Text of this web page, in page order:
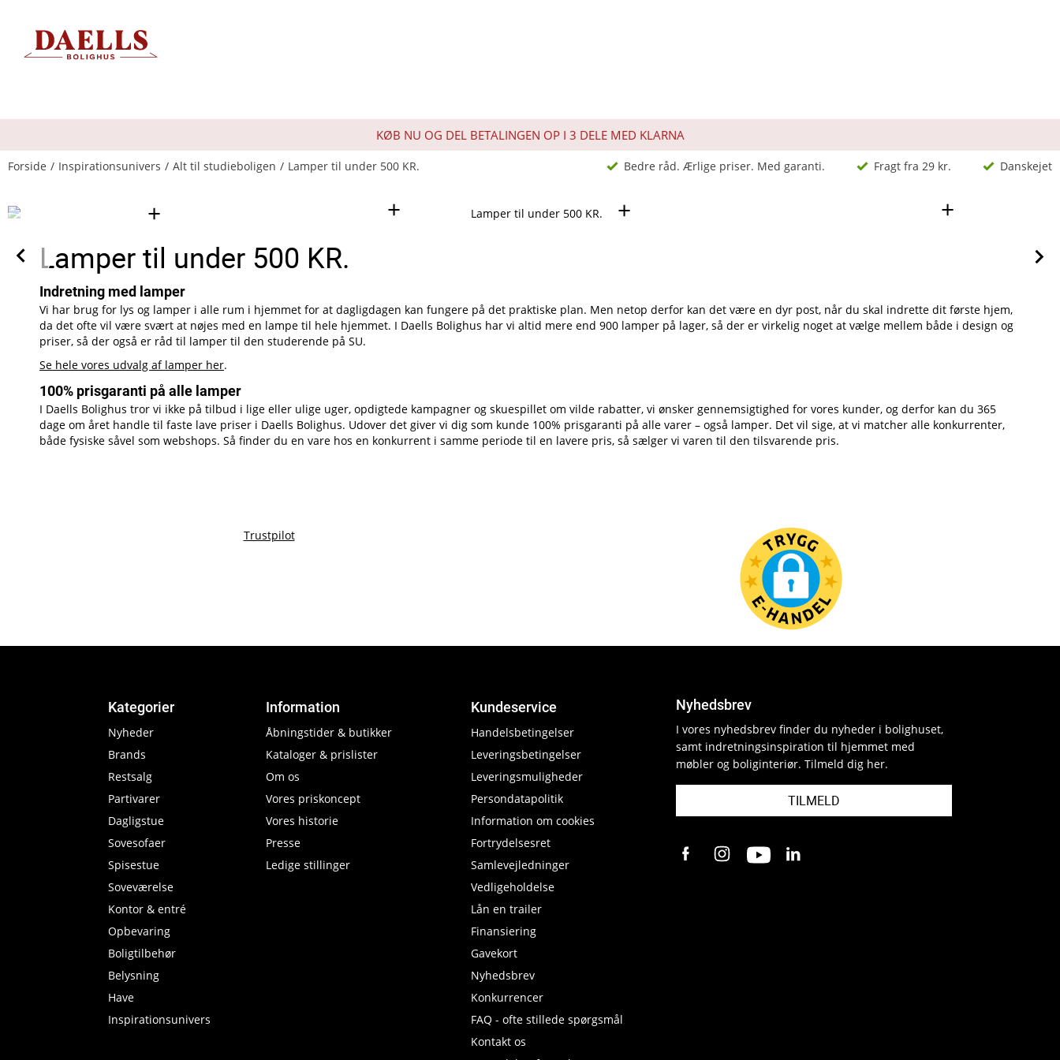
KØB NU OG DEL BETALINGEN OP I 3 DELE MED KLARNA
Forside Inspirationsunivers Alt til studieboligen Lamper til under 500 KR. Bedre råd. Ærlige priser. Med garanti. Fragt fra 29 kr. Danskejet
+
+
+ +
Lamper til under 500 KR.
Indretning med lamper
Vi har brug for lys og lamper i alle rum i hjemmet for at dagligdagen kan fungere på det praktiske plan. Men netop derfor kan det være en dyr post, når du skal indrette dit første hjem,
da det ofte vil være svært at nøjes med en lampe til hele hjemmet. I Daells Bolighus har vi altid mere end 900 lamper på lager, så der er virkelig noget at vælge mellem både i design og
priser, så der også er råd til lamper til den studerende på SU.
Se hele vores udvalg af lamper her.
100% prisgaranti på alle lamper
I Daells Bolighus tror vi ikke på tilbud i lige eller ulige uger, opdigtede kampagner og skuespillet om vilde rabatter, vi ønsker gennemsigtighed for vores kunder, og derfor kan du 365
dage om året handle til faste lave priser i Daells Bolighus. Udover det giver vi dig som kunde 100% prisgaranti på alle varer – også lamper. Det vil sige, at vi matcher alle konkurrenter,
både fysiske såvel som webshops. Så finder du en vare hos en konkurrent i samme periode til en lavere pris, så sælger vi varen til den tilsvarende pris.
Trustpilot
Kategorier
Nyheder
Brands
Restsalg
Partivarer
Dagligstue
Sovesofaer
Spisestue
Soveværelse
Kontor & entré
Opbevaring
Boligtilbehør
Belysning
Have
Inspirationsunivers
Information
Åbningstider & butikker
Kataloger & prislister
Om os
Vores priskoncept
Vores historie
Presse
Ledige stillinger
Kundeservice
Handelsbetingelser
Leveringsbetingelser
Leveringsmuligheder
Persondatapolitik
Information om cookies
Fortrydelsesret
Samlevejledninger
Vedligeholdelse
Lån en trailer
Finansiering
Gavekort
Nyhedsbrev
Konkurrencer
FAQ - ofte stillede spørgsmål
Kontakt os
Nyhedsbrev
I vores nyhedsbrev finder du nyheder i bolighuset,
samt indretningsinspiration til hjemmet med
møbler og boliginteriør. Tilmeld dig her.
TILMELD